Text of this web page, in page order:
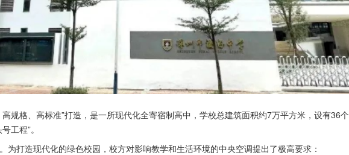
规格、高标准”打造，是一所现代化全寄宿制高中，学校总建筑面积约7万平方米，设有36个
工程”。
为打造现代化的绿色校园，校方对影响教学和生活环境的中央空调提出了极高要求：